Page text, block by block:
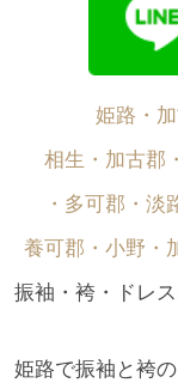
姫路・
相生・加古郡
・多可郡・淡
養可郡・小野・
振袖・袴・ドレ
姫路で振袖と袴